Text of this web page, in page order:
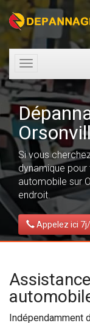
Toggle
navigation
Si vous
dynamique
automobile sur
endroit.
Appelez ici
Indépendamment